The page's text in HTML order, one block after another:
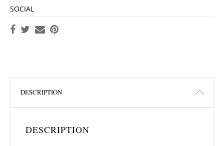
SOCIAL
DESCRIPTION
DESCRIPTION